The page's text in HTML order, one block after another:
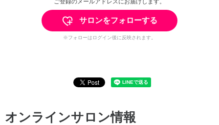
ご登録のメールアドレスにお届けします。
サロンをフォローする
※フォローはログイン後に反映されます。
オンラインサロン情報